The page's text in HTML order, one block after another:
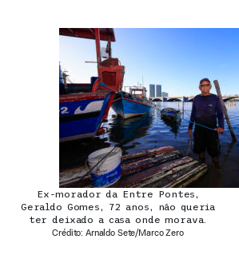
Ex-morador da Entre Pontes,
Geraldo Gomes, 72 anos, não queria
ter deixado a casa onde morava.
Crédito: Arnaldo Sete/Marco Zero